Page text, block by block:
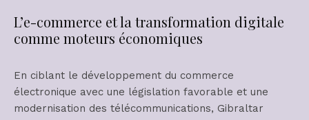
L’e-commerce et la transformation digitale
comme moteurs économiques
En ciblant le développement du commerce
électronique avec une législation favorable et une
modernisation des télécommunications, Gibraltar